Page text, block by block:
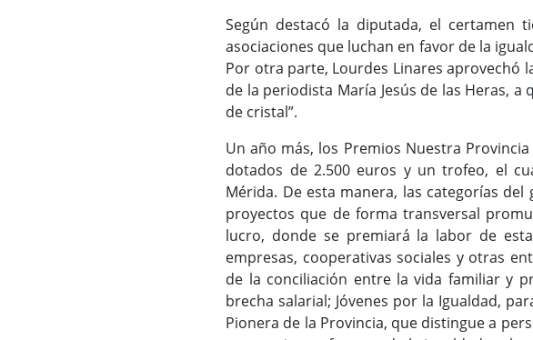
Según destacó la diputada, el certamen
asociaciones que luchan en favor de la
Por otra parte, Lourdes Linares aprovechó
de la periodista María Jesús de las Heras,
de cristal”.
Un año más, los Premios Nuestra
dotados de 2.500 euros y un trofeo, el
Mérida. De esta manera, las categorías
proyectos que de forma transversal
lucro, donde se premiará la labor de
empresas, cooperativas sociales y otras
de la conciliación entre la vida familiar y
brecha salarial; Jóvenes por la Igualdad,
Pionera de la Provincia, que distingue a